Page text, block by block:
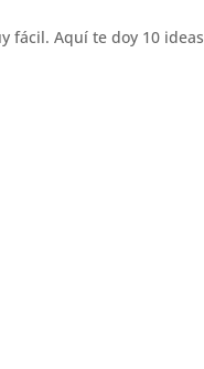
fácil. Aquí te doy 10 ideas